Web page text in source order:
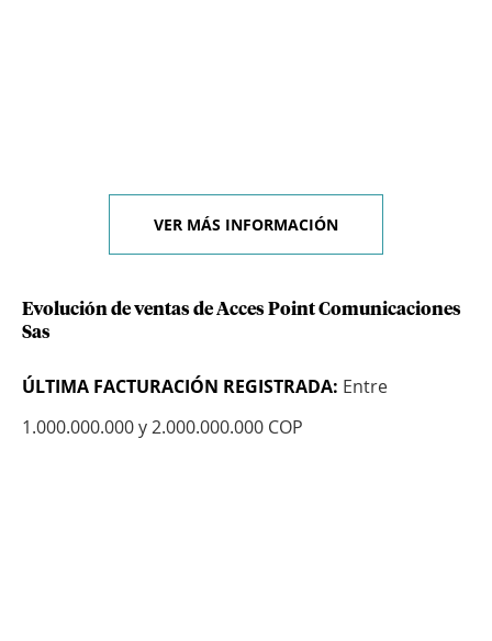
VER MÁS INFORMACIÓN
Evolución de ventas de Acces Point Comunicaciones
Sas
ÚLTIMA FACTURACIÓN REGISTRADA: Entre
1.000.000.000 y 2.000.000.000 COP